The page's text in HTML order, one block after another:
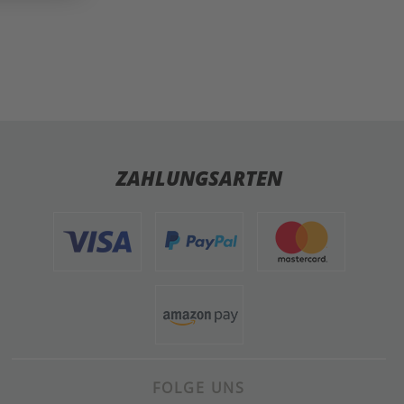
ZAHLUNGSARTEN
FOLGE UNS